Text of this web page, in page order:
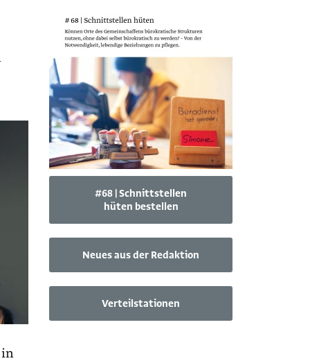
in
#68 | Schnittstellen
hüten bestellen
Neues aus der Redaktion
Verteilstationen